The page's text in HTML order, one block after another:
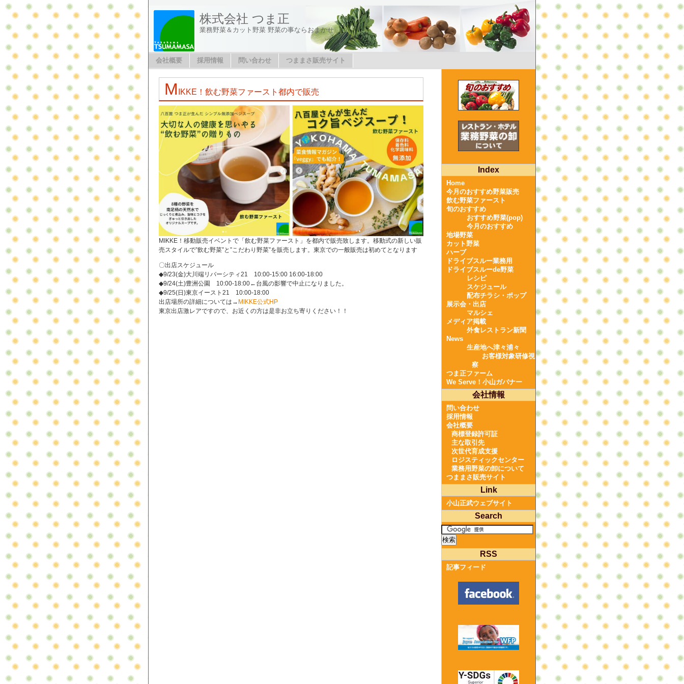
株式会社 つま正
業務野菜＆カット野菜 野菜の事ならおまかせ
会社概要 採用情報 問い合わせ つままさ販売サイト
M IKKE！飲む野菜ファースト都内で販売
MIKKE！移動販売イベントで「飲む野菜ファースト」を都内で販売致します。移動式の新しい販
売スタイルで”飲む野菜”と”こだわり野菜”を販売します。東京での一般販売は初めてとなります
〇出店スケジュール
◆9/23(金)大川端リバーシティ21 10:00-15:00 16:00-18:00
◆9/24(土)豊洲公園 10:00-18:00←台風の影響で中止になりました。
◆9/25(日)東京イースト21 10:00-18:00
出店場所の詳細については→ MIKKE公式HP
東京出店激レアですので、お近くの方は是非お立ち寄りください！！
Index
Home
今月のおすすめ野菜販売
飲む野菜ファースト
旬のおすすめ
おすすめ野菜(pop)
今月のおすすめ
地場野菜
カット野菜
ハーブ
ドライブスルー業務用
ドライブスルーde野菜
レシピ
スケジュール
配布チラシ・ポップ
展示会・出店
マルシェ
メディア掲載
外食レストラン新聞
News
生産地へ津々浦々
お客様対象研修視
察
つま正ファーム
We Serve！小山ガバナー
会社情報
問い合わせ
採用情報
会社概要
商標登録許可証
主な取引先
次世代育成支援
ロジスティックセンター
業務用野菜の卸について
つままさ販売サイト
Link
小山正武ウェブサイト
Search
RSS
記事フィード